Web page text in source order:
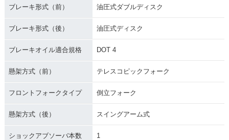
ブレーキ形式（前） 油圧式ダブルディスク
ブレーキ形式（後） 油圧式ディスク
ブレーキオイル適合規格 DOT 4
懸架方式（前） テレスコピックフォーク
フロントフォークタイプ 倒立フォーク
懸架方式（後） スイングアーム式
ショックアブソーバ本数
1